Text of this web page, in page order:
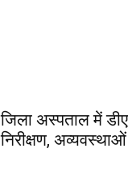
जिला अस्पताल में
निरीक्षण,